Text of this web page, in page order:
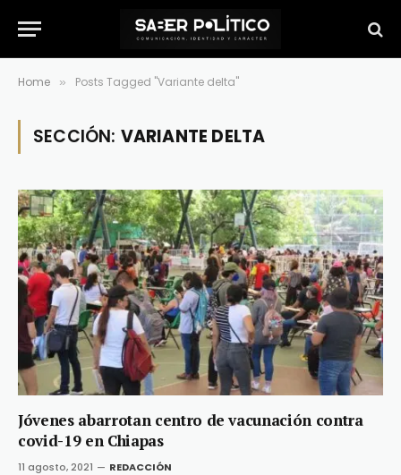
Home » Posts Tagged "Variante delta"
SECCIÓN: VARIANTE DELTA
Jóvenes abarrotan centro de vacunación contra
covid-19 en Chiapas
11 agosto, 2021 REDACCIÓN